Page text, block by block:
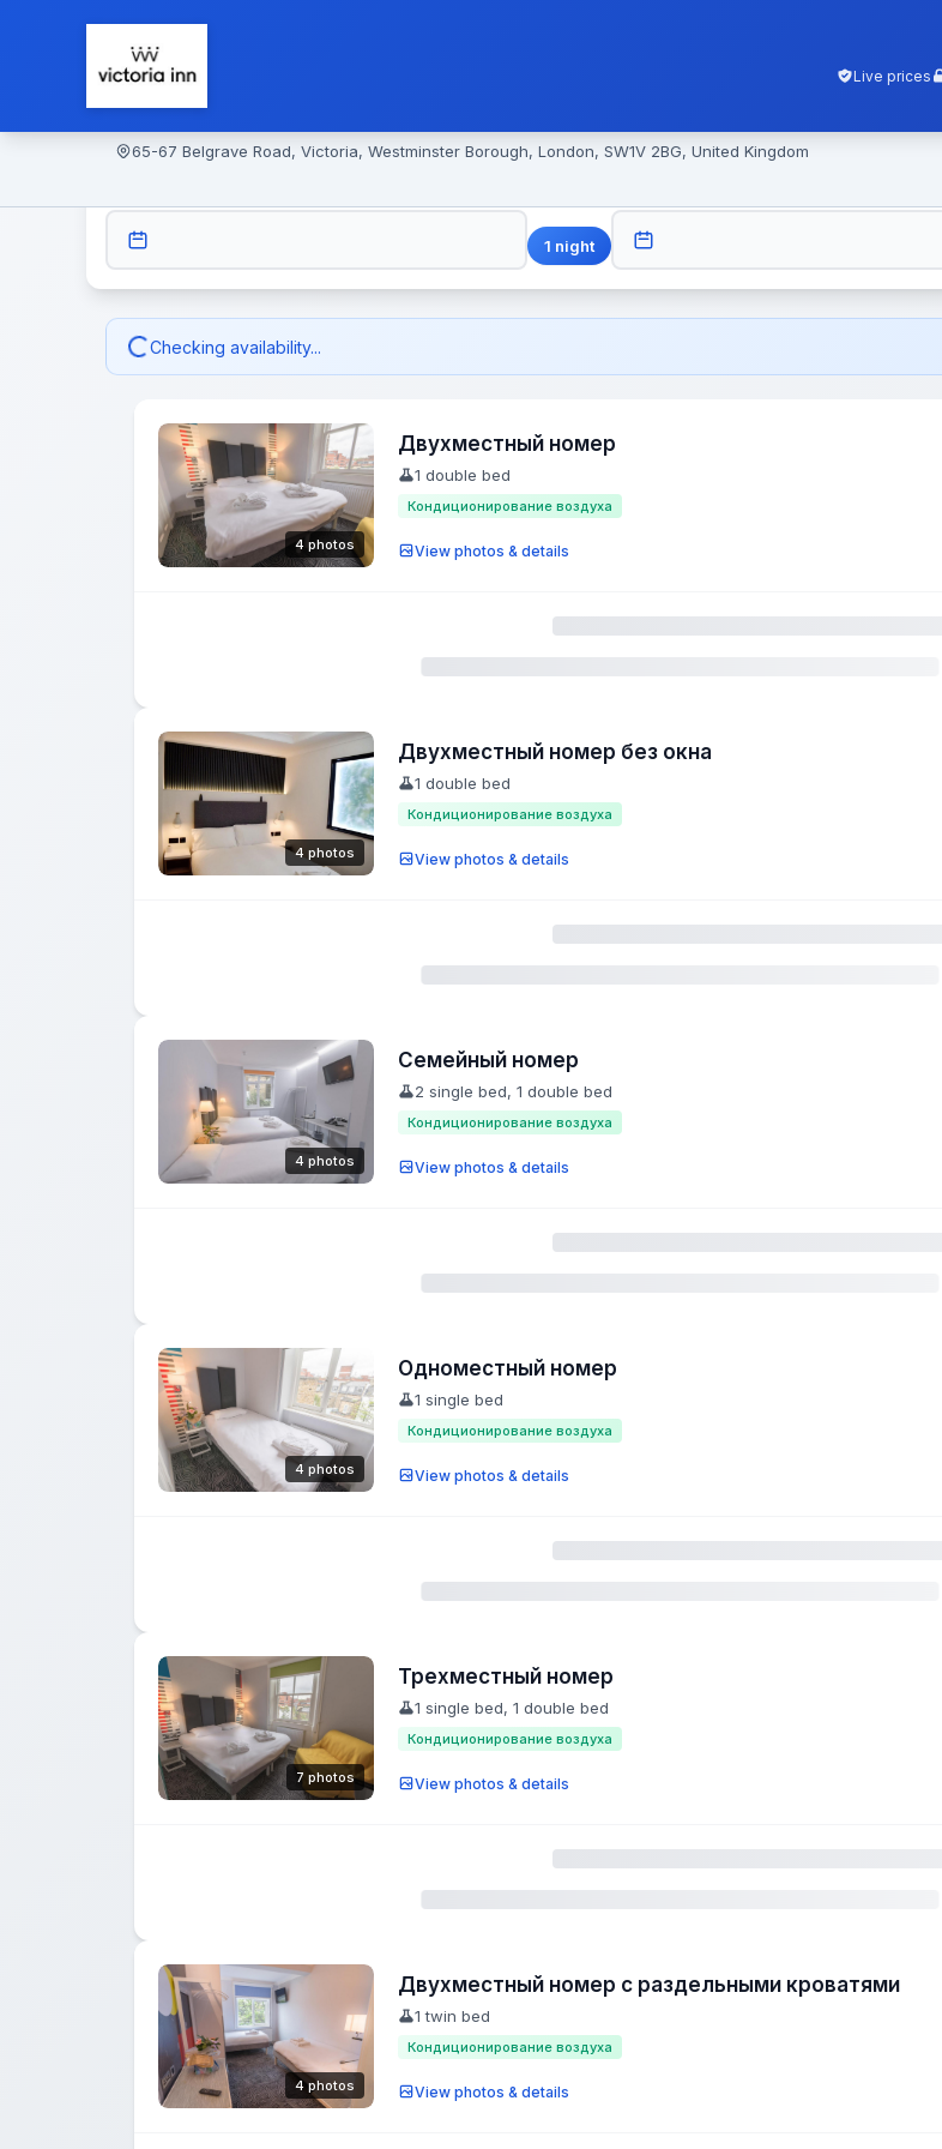
Live prices
65-67 Belgrave Road, Victoria, Westminster Borough, London, SW1V 2BG, United Kingdom
1 night
Checking availability...
4 photos
Двухместный номер
1 double bed
Кондиционирование воздуха
View photos & details
4 photos
Двухместный номер без окна
1 double bed
Кондиционирование воздуха
View photos & details
4 photos
Семейный номер
2 single bed, 1 double bed
Кондиционирование воздуха
View photos & details
4 photos
Одноместный номер
1 single bed
Кондиционирование воздуха
View photos & details
7 photos
Трехместный номер
1 single bed, 1 double bed
Кондиционирование воздуха
View photos & details
4 photos
Двухместный номер с раздельными кроватями
1 twin bed
Кондиционирование воздуха
View photos & details